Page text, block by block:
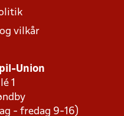
vilkår
Union
1
- fredag 9-16)